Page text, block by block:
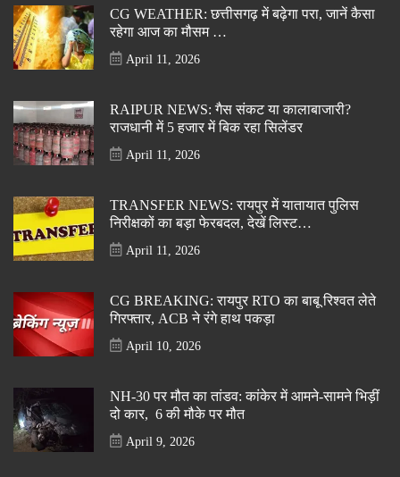
CG WEATHER: छत्तीसगढ़ में बढ़ेगा परा, जानें कैसा
रहेगा आज का मौसम …
April 11, 2026
RAIPUR NEWS: गैस संकट या कालाबाजारी?
राजधानी में 5 हजार में बिक रहा सिलेंडर
April 11, 2026
TRANSFER NEWS: रायपुर में यातायात पुलिस
निरीक्षकों का बड़ा फेरबदल, देखें लिस्ट…
April 11, 2026
CG BREAKING: रायपुर RTO का बाबू रिश्वत लेते
गिरफ्तार, ACB ने रंगे हाथ पकड़ा
April 10, 2026
NH-30 पर मौत का तांडव: कांकेर में आमने-सामने भिड़ीं
दो कार, 6 की मौके पर मौत
April 9, 2026